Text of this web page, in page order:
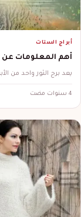
أبراج الستات
أهم المعلومات عن
يعد برج الثور واحد من
4 سنوات مضت